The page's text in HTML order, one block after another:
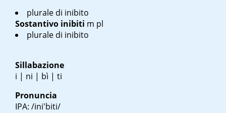
plurale di inibito
Sostantivo inibiti m pl
plurale di inibito
Sillabazione
i | ni | bì | ti
Pronuncia
IPA: /ini'biti/